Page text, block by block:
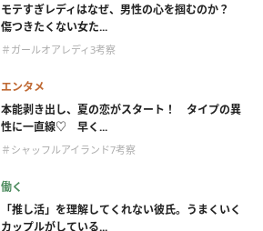
モテすぎレディはなぜ、男性の心を掴むのか？
傷つきたくない女た...
＃ガールオアレディ3考察
エンタメ
本能剥き出し、夏の恋がスタート！ タイプの異
性に一直線♡ 早く...
＃シャッフルアイランド7考察
働く
「推し活」を理解してくれない彼氏。うまくいく
カップルがしている...